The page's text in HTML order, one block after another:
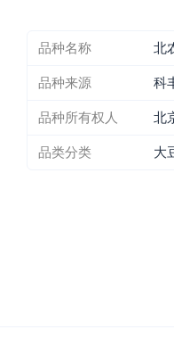
品种名称 北
品种来源 科
品种所有权人 北
品类分类 大